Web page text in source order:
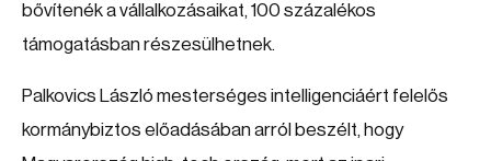
bővítenék a vállalkozásaikat, 100 százalékos
támogatásban részesülhetnek.
Palkovics László mesterséges intelligenciáért felelős
kormánybiztos előadásában arról beszélt, hogy